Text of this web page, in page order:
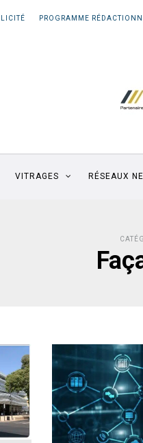
PROGRAMME
VITRAGES RÉSEAUX